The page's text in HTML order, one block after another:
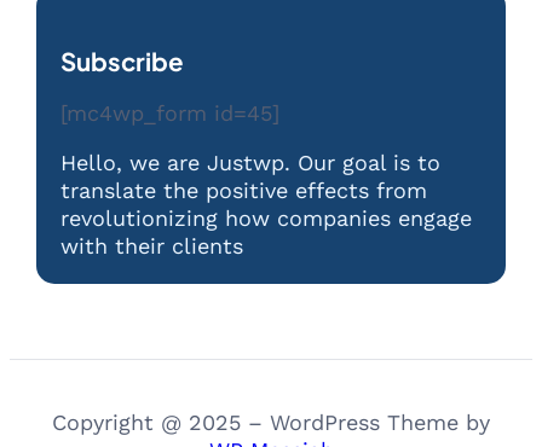
Subscribe
[mc4wp_form id=45]
Hello, we are Justwp. Our goal is to
translate the positive effects from
revolutionizing how companies engage
with their clients
Copyright @ 2025 – WordPress Theme by